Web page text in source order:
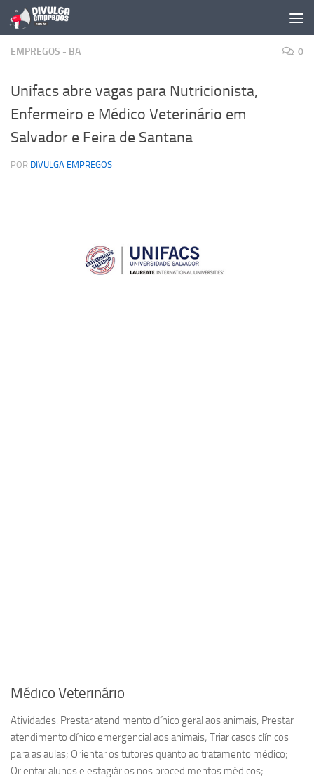
Skip to content
EMPREGOS - BA 0
Unifacs abre vagas para Nutricionista,
Enfermeiro e Médico Veterinário em
Salvador e Feira de Santana
POR DIVULGA EMPREGOS
Médico Veterinário
Atividades: Prestar atendimento clínico geral aos animais; Prestar
atendimento clínico emergencial aos animais; Triar casos clínicos
para as aulas; Orientar os tutores quanto ao tratamento médico;
Orientar alunos e estagiários nos procedimentos médicos;